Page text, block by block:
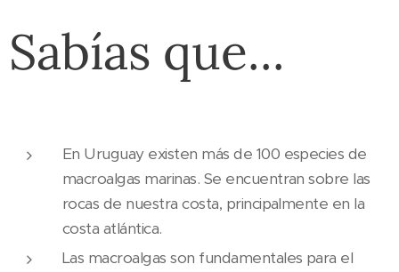
Sabías que...
En Uruguay existen más de 100 especies de
macroalgas marinas. Se encuentran sobre las
rocas de nuestra costa, principalmente en la
costa atlántica.
Las macroalgas son fundamentales para el